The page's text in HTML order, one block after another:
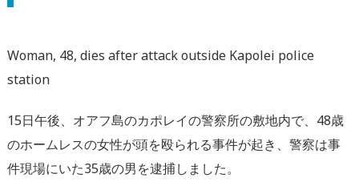
Woman, 48, dies after attack outside Kapolei police
station
15日午後、オアフ島のカポレイの警察所の敷地内で、48歳
のホームレスの女性が頭を殴られる事件が起き、警察は事
件現場にいた35歳の男を逮捕しました。